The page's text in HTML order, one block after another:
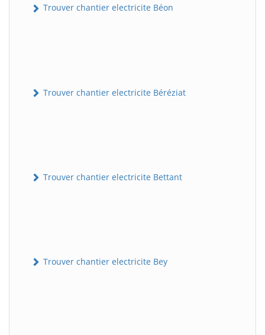
Trouver chantier electricite Béon
Trouver chantier electricite Béréziat
Trouver chantier electricite Bettant
Trouver chantier electricite Bey